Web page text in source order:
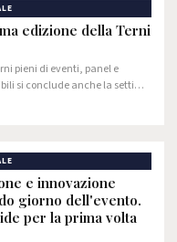
edizione della Terni
pieni di eventi, panel e
si conclude anche la settima
Week. Ennesimo grande
e innovazione
giorno dell'evento.
per la prima volta